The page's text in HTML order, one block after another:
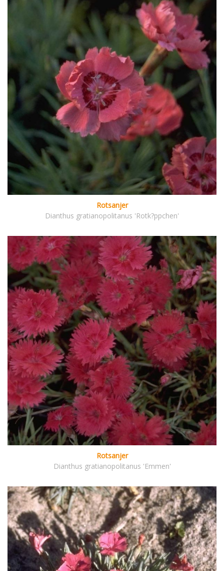
Rotsanjer
Dianthus gratianopolitanus 'Rotk?ppchen'
Rotsanjer
Dianthus gratianopolitanus 'Emmen'